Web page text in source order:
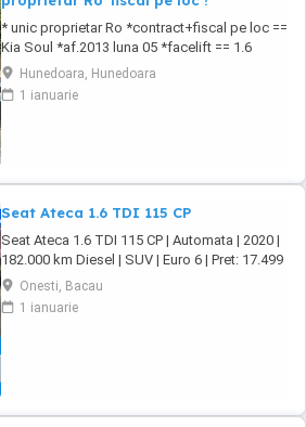
* unic proprietar Ro *contract+fiscal pe loc ==
Kia Soul *af.2013 luna 05 *facelift == 1.6
diesel CRDI 16 valve *unic proprietar pe brif
== auto de nefumator *85 kw 116 cp *euro 5
== km:224.968 *cauciucuri noi de iarna ==
Hunedoara, Hunedoara
1 ianuarie
Seat Ateca 1.6 TDI 115 CP
Seat Ateca 1.6 TDI 115 CP | Automata | 2020 |
182.000 km Diesel | SUV | Euro 6 | Pret: 17.499
Dotari Premium Line: Dublu Climatronic +
incalzire scaune Navigatie mare + ceasuri
digitale Faruri LED + lumini zi LED Distronic
Onesti, Bacau
1 ianuarie